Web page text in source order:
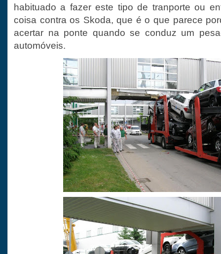
habituado a fazer este tipo de tranporte ou
coisa contra os Skoda, que é o que parece
acertar na ponte quando se conduz um
automóveis.